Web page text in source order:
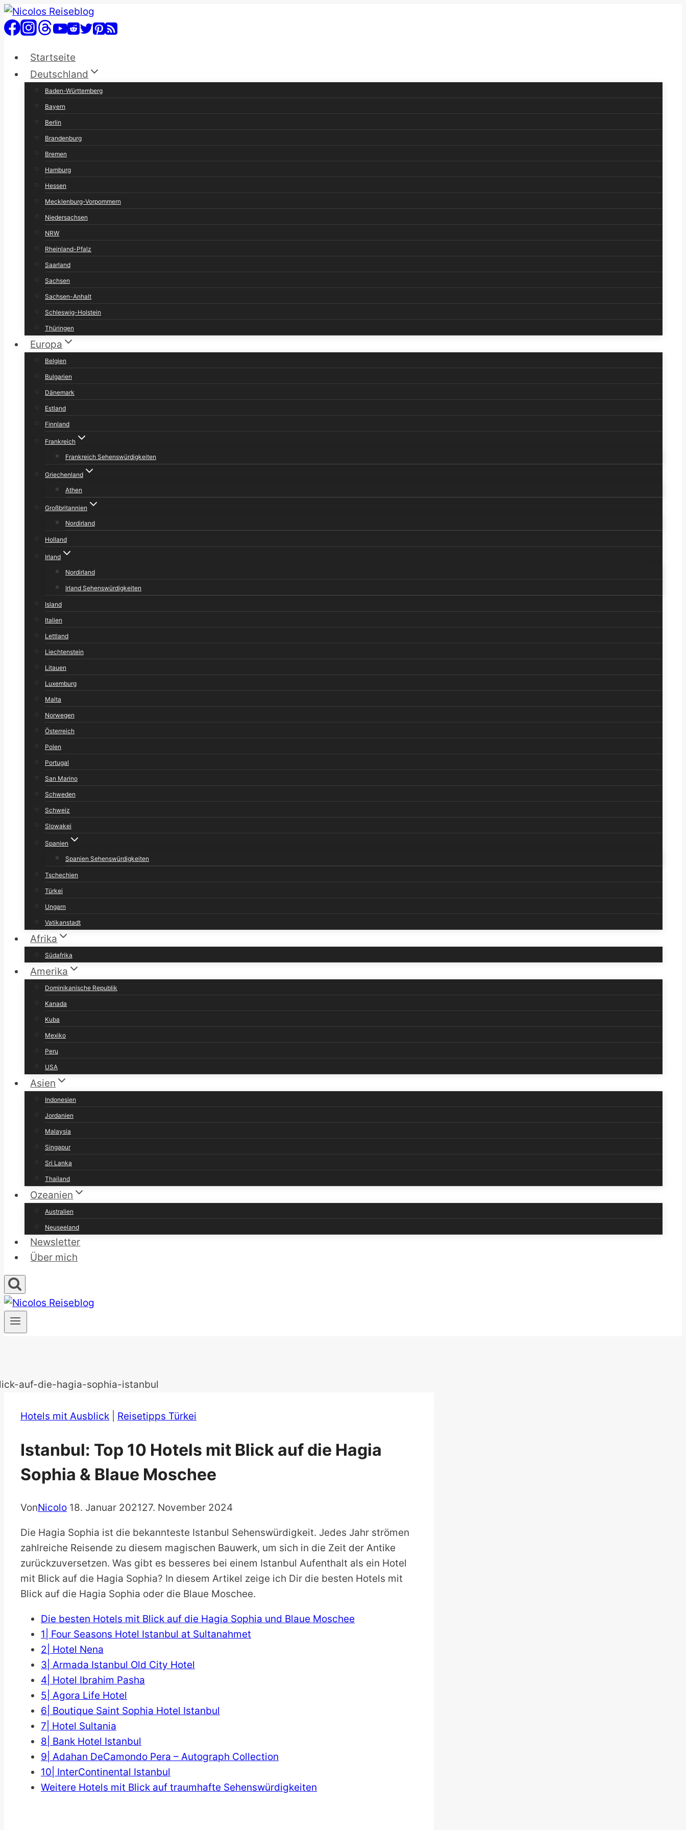
Zum
Inhalt
Startseite
Deutschland
Baden-Württemberg
Bayern
Berlin
Brandenburg
Bremen
Hamburg
Hessen
Mecklenburg-Vorpommern
Niedersachsen
NRW
Rheinland-Pfalz
Saarland
Sachsen
Sachsen-Anhalt
Schleswig-Holstein
Thüringen
Europa
Belgien
Bulgarien
Dänemark
Estland
Finnland
Frankreich
Frankreich Sehenswürdigkeiten
Griechenland
Athen
Großbritannien
Nordirland
Holland
Irland
Nordirland
Irland Sehenswürdigkeiten
Island
Italien
Lettland
Liechtenstein
Litauen
Luxemburg
Malta
Norwegen
Österreich
Polen
Portugal
San Marino
Schweden
Schweiz
Slowakei
Spanien
Spanien Sehenswürdigkeiten
Tschechien
Türkei
Ungarn
Vatikanstadt
Afrika
Südafrika
Amerika
Dominikanische Republik
Kanada
Kuba
Mexiko
Peru
USA
Asien
Indonesien
Jordanien
Malaysia
Singapur
Sri Lanka
Thailand
Ozeanien
Australien
Neuseeland
Newsletter
Über mich
Hotels mit Ausblick Reisetipps Türkei
Istanbul: Top 10 Hotels mit Blick auf die Hagia
Sophia & Blaue Moschee
VonNicolo 18. Januar 202127. November 2024
Die Hagia Sophia ist die bekannteste Istanbul Sehenswürdigkeit. Jedes Jahr strömen
zahlreiche Reisende zu diesem magischen Bauwerk, um sich in die Zeit der Antike
zurückzuversetzen. Was gibt es besseres bei einem Istanbul Aufenthalt als ein Hotel
mit Blick auf die Hagia Sophia? In diesem Artikel zeige ich Dir die besten Hotels mit
Blick auf die Hagia Sophia oder die Blaue Moschee.
Die besten Hotels mit Blick auf die Hagia Sophia und Blaue Moschee
1| Four Seasons Hotel Istanbul at Sultanahmet
2| Hotel Nena
3| Armada Istanbul Old City Hotel
4| Hotel Ibrahim Pasha
5| Agora Life Hotel
6| Boutique Saint Sophia Hotel Istanbul
7| Hotel Sultania
8| Bank Hotel Istanbul
9| Adahan DeCamondo Pera – Autograph Collection
10| InterContinental Istanbul
Weitere Hotels mit Blick auf traumhafte Sehenswürdigkeiten